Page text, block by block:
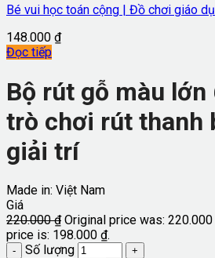
Bé vui học toán cộng | Đồ chơi giáo
148.000 ₫
Đọc tiếp
Bộ rút gỗ màu lớn
trò chơi rút thanh
giải trí
Made in: Việt Nam
Giá
220.000₫ Original price was: 220.000
price is: 198.000 ₫.
Số lượng